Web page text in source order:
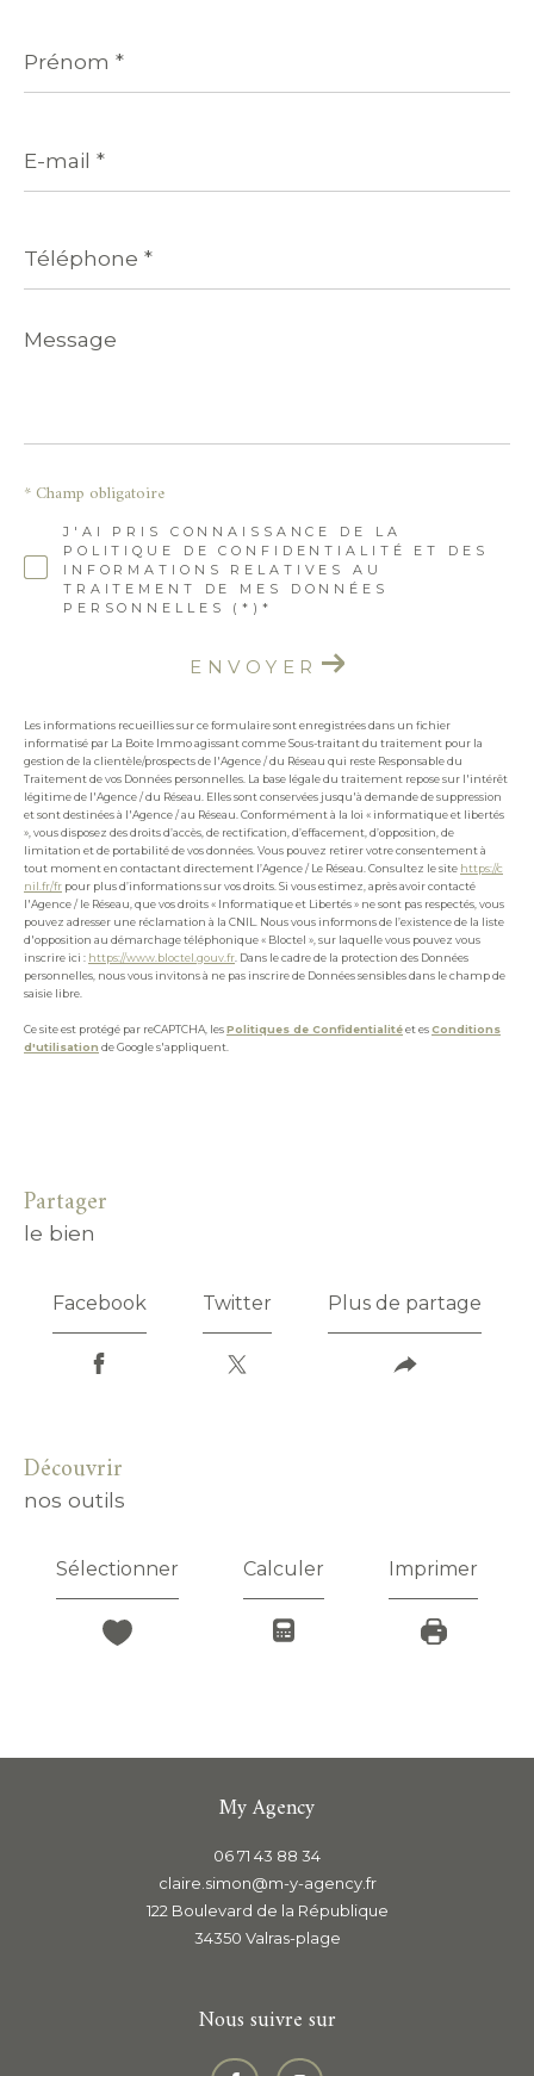
*
mail
*
*
Message
*
J'AI PRIS CONNAISSANCE DE LA
POLITIQUE DE CONFIDENTIALITÉ ET DES
INFORMATIONS RELATIVES AU
TRAITEMENT DE MES DONNÉES
PERSONNELLES (*)*
* Champ obligatoire
ENVOYER
Les informations recueillies sur ce formulaire sont enregistrées dans un fichier
informatisé par La Boite Immo agissant comme Sous-traitant du traitement pour la
gestion de la clientèle/prospects de l'Agence / du Réseau qui reste Responsable du
Traitement de vos Données personnelles. La base légale du traitement repose sur l'intérêt
légitime de l'Agence / du Réseau. Elles sont conservées jusqu'à demande de suppression
et sont destinées à l'Agence / au Réseau. Conformément à la loi « informatique et libertés
», vous disposez des droits d’accès, de rectification, d’effacement, d’opposition, de
limitation et de portabilité de vos données. Vous pouvez retirer votre consentement à
tout moment en contactant directement l’Agence / Le Réseau. Consultez le site https://c
nil.fr/fr pour plus d’informations sur vos droits. Si vous estimez, après avoir contacté
l'Agence / le Réseau, que vos droits « Informatique et Libertés » ne sont pas respectés, vous
pouvez adresser une réclamation à la CNIL. Nous vous informons de l’existence de la liste
d'opposition au démarchage téléphonique « Bloctel », sur laquelle vous pouvez vous
inscrire ici : https://www.bloctel.gouv.fr . Dans le cadre de la protection des Données
personnelles, nous vous invitons à ne pas inscrire de Données sensibles dans le champ de
saisie libre.
Ce site est protégé par reCAPTCHA, lesPolitiques de Confidentialitéet esConditions
d'utilisation de Google s'appliquent.
partager
le bien
Facebook Twitter Plus de partage
découvrir
nos outils
Sélectionner Calculer Imprimer
My Agency
06 71 43 88 34
claire.simon@m-y-agency.fr
122 Boulevard de la République
34350
valras-plage
Nous suivre sur